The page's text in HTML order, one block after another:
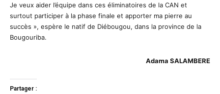
Je veux aider l’équipe dans ces éliminatoires de la CAN et
surtout participer à la phase finale et apporter ma pierre au
succès », espère le natif de Diébougou, dans la province de la
Bougouriba.
Adama SALAMBERE
Partager :